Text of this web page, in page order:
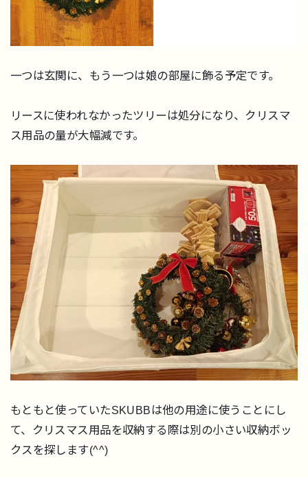
一つは玄関に、もう一つは娘の部屋に飾る予定です。
リースに使われなかったツリーは処分になり、クリスマ
ス用品の量が大幅減です。
もともと使っていたSKUBBは他の用途に使うことにし
て、クリスマス用品を収納する際は別の小さい収納ボッ
クスを探します(^^)